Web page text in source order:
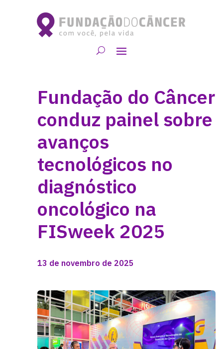
Fundação do Câncer
conduz painel sobre
avanços
tecnológicos no
diagnóstico
oncológico na
FISweek 2025
13 de novembro de 2025